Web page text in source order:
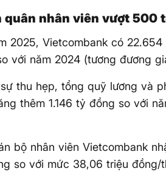
quân nhân viên vượt 500
2025, Vietcombank có
với năm 2024 (tương đương
thu hẹp, tổng quỹ lương và
thêm 1.146 tỷ đồng so với
bộ nhân viên Vietcombank
so với mức 38,06 triệu đồng/